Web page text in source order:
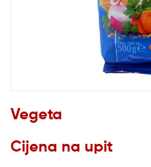
Vegeta
Cijena na upit